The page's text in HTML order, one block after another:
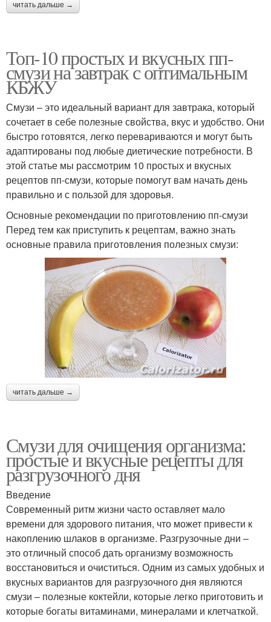
читать дальше →
Топ-10 простых и вкусных пп-
смузи на завтрак с оптимальным
КБЖУ
Смузи – это идеальный вариант для завтрака, который
сочетает в себе полезные свойства, вкус и удобство. Они
быстро готовятся, легко перевариваются и могут быть
адаптированы под любые диетические потребности. В
этой статье мы рассмотрим 10 простых и вкусных
рецептов пп-смузи, которые помогут вам начать день
правильно и с пользой для здоровья.
Основные рекомендации по приготовлению пп-смузи
Перед тем как приступить к рецептам, важно знать
основные правила приготовления полезных смузи:
читать дальше →
Смузи для очищения организма:
простые и вкусные рецепты для
разгрузочного дня
Введение
Современный ритм жизни часто оставляет мало
времени для здорового питания, что может привести к
накоплению шлаков в организме. Разгрузочные дни –
это отличный способ дать организму возможность
восстановиться и очиститься. Одним из самых удобных и
вкусных вариантов для разгрузочного дня являются
смузи – полезные коктейли, которые легко приготовить и
которые богаты витаминами, минералами и клетчаткой.